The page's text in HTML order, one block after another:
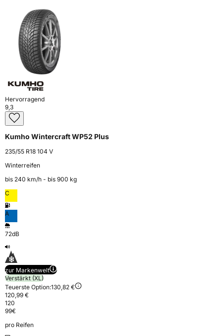
Hervorragend
9,3
Kumho Wintercraft WP52 Plus
235/55 R18 104 V
Winterreifen
bis 240 km⁠/⁠h - bis 900 kg
C
A
72dB
zur Markenwelt
Verstärkt (XL)
Teuerste Option:130,82 €
120,99 €
120
99€
pro Reifen